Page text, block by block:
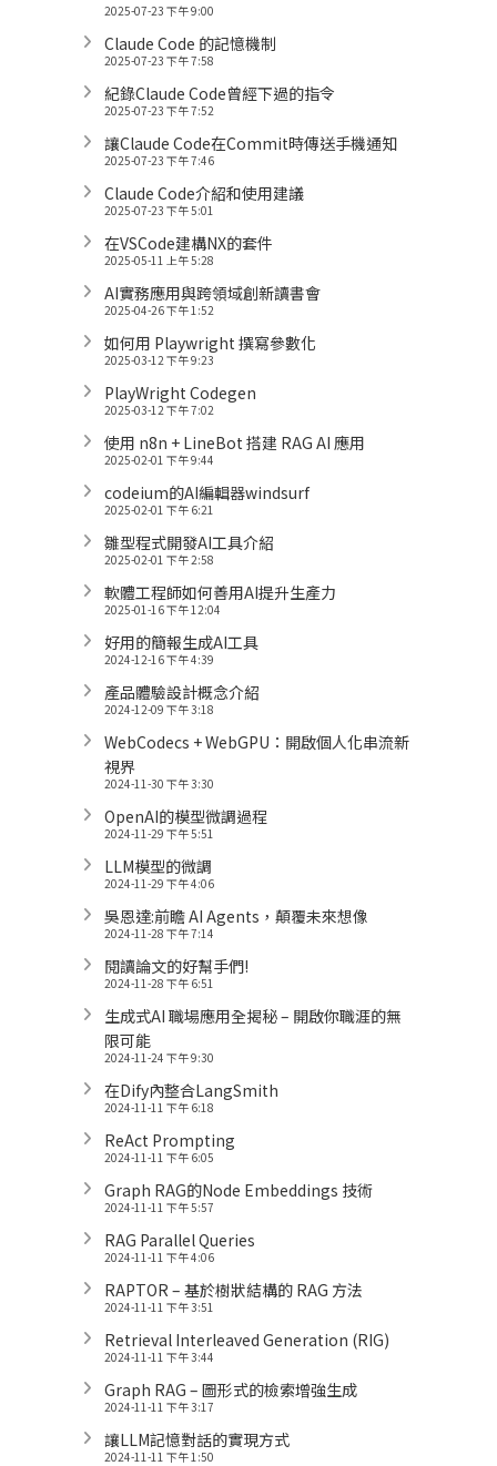
2025-07-23 下午 9:00
Claude Code 的記憶機制
2025-07-23 下午 7:58
紀錄Claude Code曾經下過的指令
2025-07-23 下午 7:52
讓Claude Code在Commit時傳送手機通知
2025-07-23 下午 7:46
Claude Code介紹和使用建議
2025-07-23 下午 5:01
在VSCode建構NX的套件
2025-05-11 上午 5:28
AI實務應用與跨領域創新讀書會
2025-04-26 下午 1:52
如何用 Playwright 撰寫參數化
2025-03-12 下午 9:23
PlayWright Codegen
2025-03-12 下午 7:02
使用 n8n + LineBot 搭建 RAG AI 應用
2025-02-01 下午 9:44
codeium的AI編輯器windsurf
2025-02-01 下午 6:21
雛型程式開發AI工具介紹
2025-02-01 下午 2:58
軟體工程師如何善用AI提升生產力
2025-01-16 下午 12:04
好用的簡報生成AI工具
2024-12-16 下午 4:39
產品體驗設計概念介紹
2024-12-09 下午 3:18
WebCodecs + WebGPU：開啟個人化串流新
視界
2024-11-30 下午 3:30
OpenAI的模型微調過程
2024-11-29 下午 5:51
LLM模型的微調
2024-11-29 下午 4:06
吳恩達:前瞻 AI Agents，顛覆未來想像
2024-11-28 下午 7:14
閱讀論文的好幫手們!
2024-11-28 下午 6:51
生成式AI 職場應用全揭秘 – 開啟你職涯的無
限可能
2024-11-24 下午 9:30
在Dify內整合LangSmith
2024-11-11 下午 6:18
ReAct Prompting
2024-11-11 下午 6:05
Graph RAG的Node Embeddings 技術
2024-11-11 下午 5:57
RAG Parallel Queries
2024-11-11 下午 4:06
RAPTOR – 基於樹狀結構的 RAG 方法
2024-11-11 下午 3:51
Retrieval Interleaved Generation (RIG)
2024-11-11 下午 3:44
Graph RAG – 圖形式的檢索增強生成
2024-11-11 下午 3:17
讓LLM記憶對話的實現方式
2024-11-11 下午 1:50